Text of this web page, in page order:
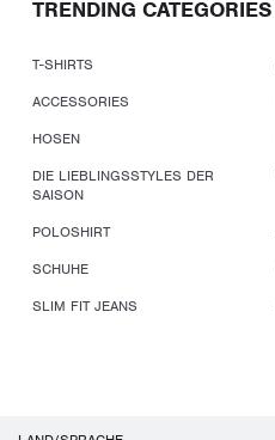
TRENDING CATEGORIES
T-SHIRTS
ACCESSORIES
HOSEN
DIE LIEBLINGSSTYLES DER
SAISON
POLOSHIRT
SCHUHE
SLIM FIT JEANS